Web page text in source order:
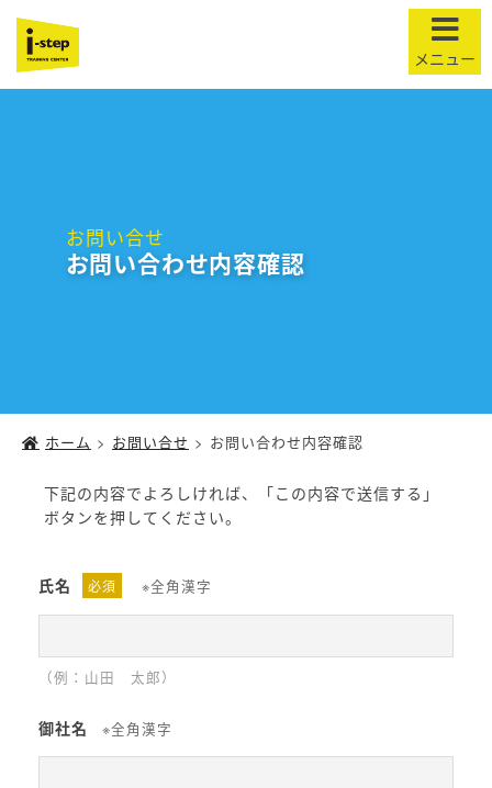
t
o
i
お問い合せ
お問い合わせ内容確認
ホーム > お問い合せ > お問い合わせ内容確認
下記の内容でよろしければ、「この内容で送信する」
ボタンを押してください。
氏名 必須 ※全角漢字
（例：山田 太郎）
御社名 ※全角漢字